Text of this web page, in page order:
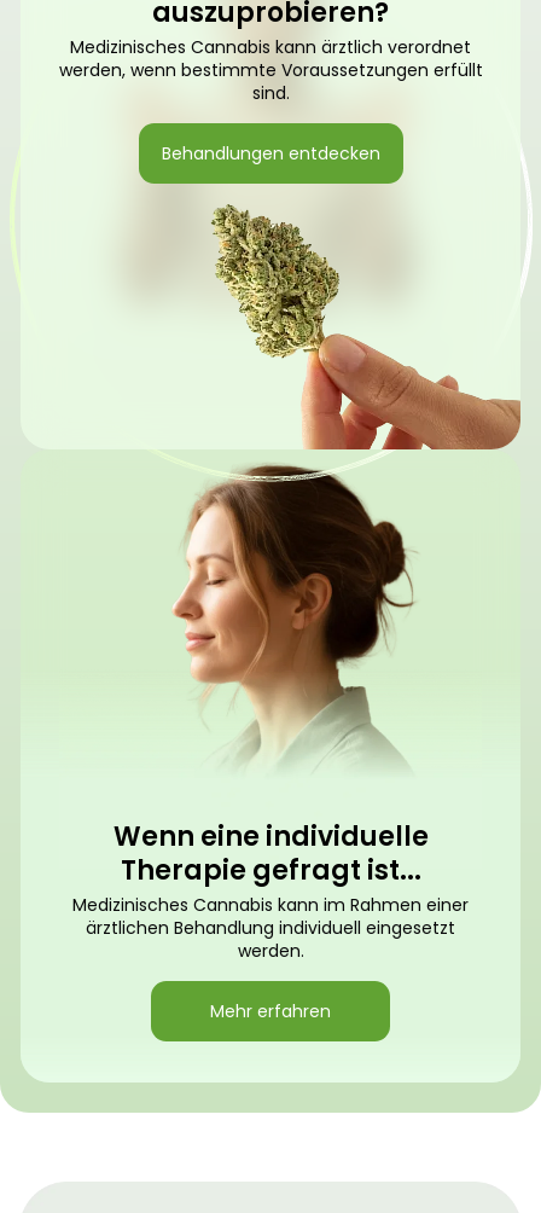
auszuprobieren?
Medizinisches Cannabis kann ärztlich verordnet
werden, wenn bestimmte Voraussetzungen erfüllt
sind.
Behandlungen entdecken
Wenn eine individuelle
Therapie gefragt ist...
Medizinisches Cannabis kann im Rahmen einer
ärztlichen Behandlung individuell eingesetzt
werden.
Mehr erfahren